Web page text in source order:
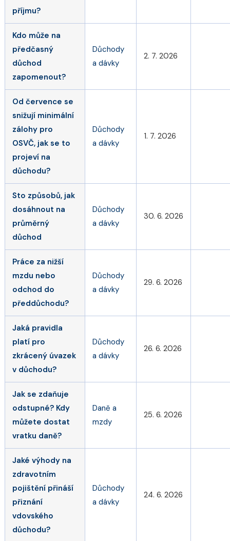
příjmu?
Kdo může na
předčasný
důchod
zapomenout?
Důchody
a dávky
2. 7. 2026
Od července se
snižují minimální
zálohy pro
OSVČ, jak se to
projeví na
důchodu?
Důchody
a dávky
1. 7. 2026
Sto způsobů, jak
dosáhnout na
průměrný
důchod
Důchody
a dávky
30. 6. 2026
Práce za nižší
mzdu nebo
odchod do
předdůchodu?
Důchody
a dávky
29. 6. 2026
Jaká pravidla
platí pro
zkrácený úvazek
v důchodu?
Důchody
a dávky
26. 6. 2026
Jak se zdaňuje
odstupné? Kdy
můžete dostat
vratku daně?
Daně a
mzdy
25. 6. 2026
Jaké výhody na
zdravotním
pojištění přináší
přiznání
vdovského
důchodu?
Důchody
a dávky
24. 6. 2026